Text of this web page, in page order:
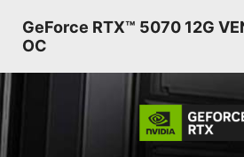
GeForce RTX™ 5070 12G
OC